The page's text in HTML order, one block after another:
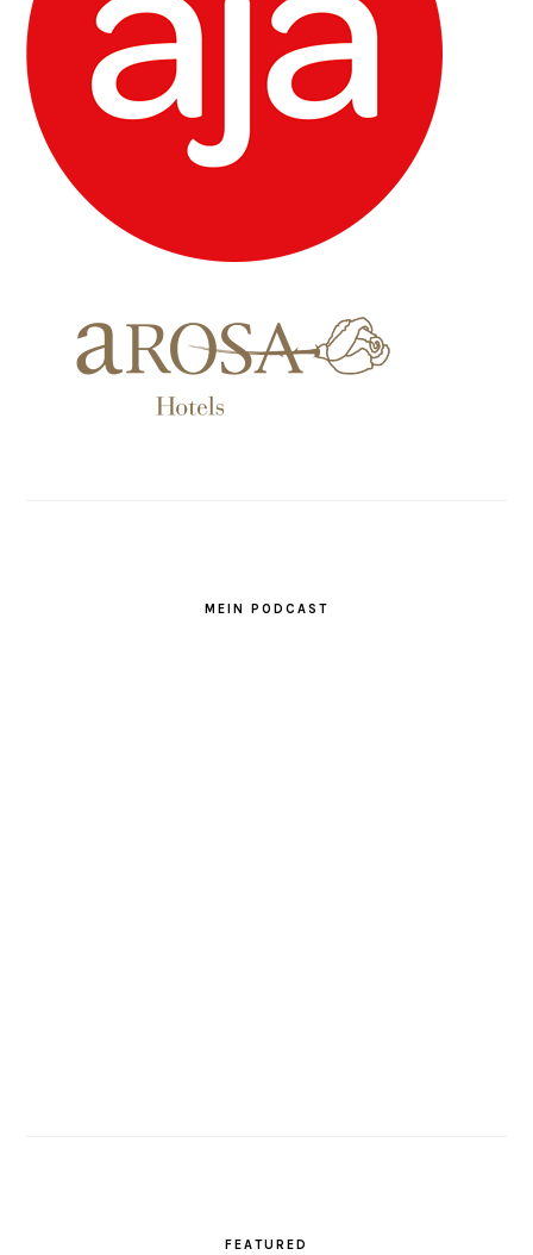
MEIN PODCAST
FEATURED